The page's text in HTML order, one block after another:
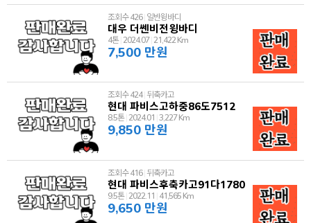
조회수 426 일반윙바디
대우 더쎈비전윙바디
4톤 2024.07 21,422 Km
7,500 만원
조회수 424 뒤축카고
현대 파비스고하중86도7512
8.5톤 2024.01 3,227 Km
9,850 만원
조회수 416 뒤축카고
현대 파비스후축카고91다1780
9.5톤 2022.11 41,565 Km
9,650 만원